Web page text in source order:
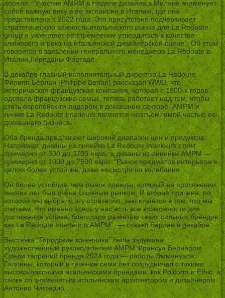
апреля. “Участие AMPM в Неделе дизайна в Милане знаменует
собой важную веху в ее экспансии в Италию, где она
представлена с 2022 года. Это присутствие подчеркивает
стратегическую важность итальянского рынка для La Redoute
group и укрепляет ее стремление утвердиться в качестве
ключевого игрока на итальянской дизайнерской сцене”. Об этом
говорится в заявлении генерального менеджера La Redoute в
Италии Лореданы Фартаде.
В декабре главный исполнительный директор La Redoute
Филипп Берлан (Philippe Berlan) рассказал WWD, что
историческая французская компания, которая с 1800-х годов
одевала французские семьи, теперь работает над тем, чтобы
стать европейским лидером в домашнем секторе. AMPM и
линия La Redoute Interieurs являются неотъемлемой частью ее
домашнего бизнеса.
Оба бренда предлагают широкий диапазон цен и продуктов.
Например, диваны из линейки La Redoute Interieurs стоят
примерно от 300 до 3700 евро, а диваны из линейки AMPM —
примерно от 1000 до 7500 евро. “Рынок предметов интерьера в
целом более устойчив, даже несмотря на колебания.
Он более устойчив, чем рынок одежды, который на протяжении
многих лет был очень сложным рынком. И вторая причина, по
которой мы выбрали эту стратегию, заключается в том, что мы
считаем, что именно здесь у нас есть все возможности для
достижения успеха, благодаря развитию таких сильных брендов,
как La Redoute Interieur и AMPM”, — сказал Берлан в декабре.
Выставка “Городские кочевники” была задумана
художественным руководителем AMPM Франсуа Бернаром.
Среди творений бренда 2024 года — работы Эммануэля
Галлины, который в течение семи лет сотрудничал с такими
высококлассными итальянскими брендами, как Poliform и Ethic, а
также со знаменитым итальянским архитектором и дизайнером
Антонио Читтерио.